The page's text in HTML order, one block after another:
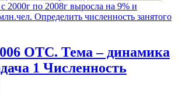
ОТС. Тема – динамика
1 Численность